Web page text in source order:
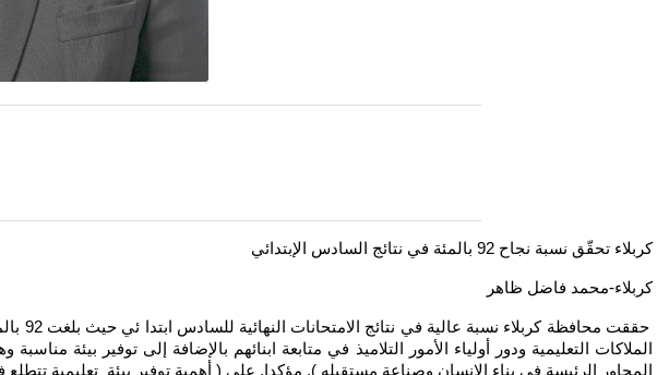
كربلاء تحقّق نسبة نجاح 92 بالمئة في نتائج السادس الإبتدائي
كربلاء-محمد فاضل ظاهر
الملاكات التعليمية ودور أولياء الأمور التلاميذ في متابعة ابنائهم بالإضافة إلى توفير
المحاور الرئيسة في بناء الإنسان وصناعة مستقبله ). مؤكدا. على ( أهمية توفير بيئة تعليمية